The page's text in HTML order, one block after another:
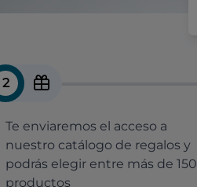
2
Te enviaremos el acceso a
nuestro catálogo de regalos y
podrás elegir entre más de 150
productos